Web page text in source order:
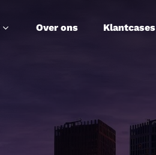
Over ons Klantcases